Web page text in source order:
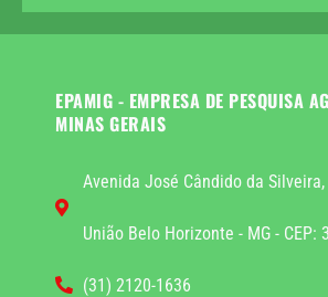
EPAMIG - EMPRESA DE PESQUISA
MINAS GERAIS
Avenida José Cândido da
União Belo Horizonte - MG - CEP:
(31) 2120-1636